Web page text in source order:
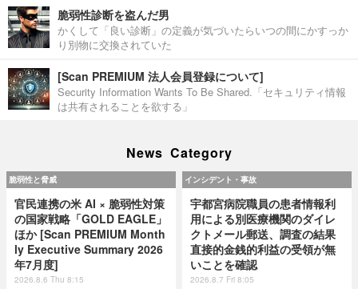
脆弱性診断を盗んだ男
かくして「良い診断」の定義が気づいたらいつの間にかすっか
り別物に交換されていた
[Scan PREMIUM 法人会員登録について]
Security Information Wants To Be Shared.「セキュリティ情報
は共有されることを欲する」
News Category
脆弱性と脅威
官民連携の米 AI × 脆弱性対策
の国家戦略「GOLD EAGLE」
ほか [Scan PREMIUM Month
ly Executive Summary 2026
年7月度]
2026.8.6 Thu 8:15
インシデント・事故
宇都宮病院職員の患者情報利
用による別医療機関のダイレ
クトメール郵送、調査の結果
直接的金銭的利益の受領が無
いことを確認
2026.8.7 Fri 8:05